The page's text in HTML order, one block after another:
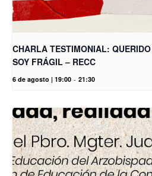
CHARLA TESTIMONIAL:
SOY FRÁGIL – RECC
6 de agosto | 19:00 - 21:30